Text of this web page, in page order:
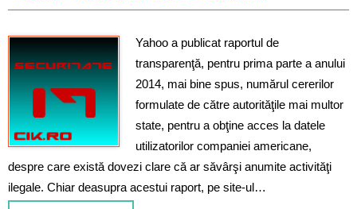
Yahoo a publicat raportul de
transparenţă, pentru prima parte a anului
2014, mai bine spus, numărul cererilor
formulate de către autorităţile mai multor
state, pentru a obţine acces la datele
utilizatorilor companiei americane,
despre care există dovezi clare că ar săvârşi anumite activităţi
ilegale. Chiar deasupra acestui raport, pe site-ul…